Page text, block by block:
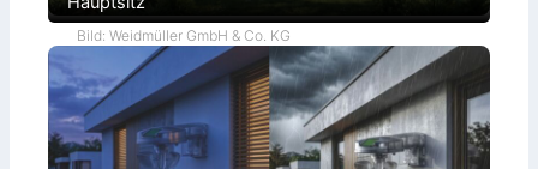
Bild: Weidmüller GmbH & Co. KG